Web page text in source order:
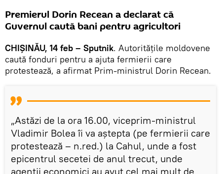
Premierul Dorin Recean a declarat că
Guvernul caută bani pentru agricultori
CHIȘINĂU, 14 feb – Sputnik. Autoritățile moldovene
caută fonduri pentru a ajuta fermierii care
protestează, a afirmat Prim-ministrul Dorin Recean.
„Astăzi de la ora 16.00, viceprim-ministrul
Vladimir Bolea îi va aștepta (pe fermierii care
protestează – n.red.) la Cahul, unde a fost
epicentrul secetei de anul trecut, unde
agenții economici au avut cel mai mult de